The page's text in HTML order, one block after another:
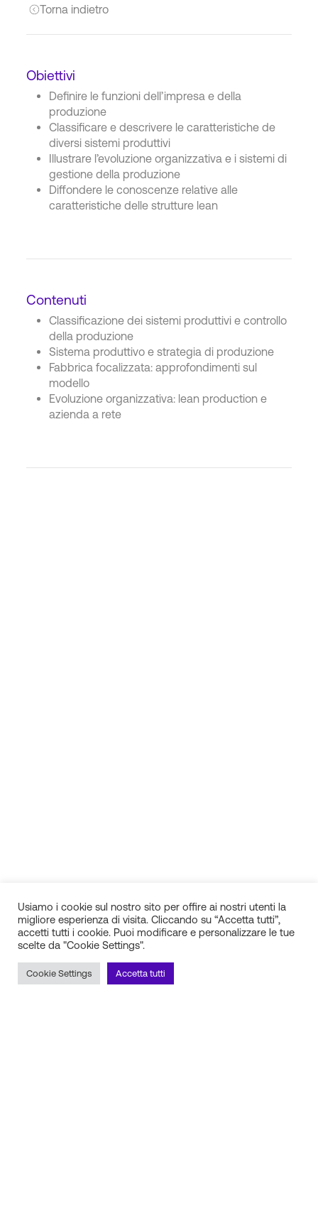
Torna indietro
Obiettivi
Definire le funzioni dell’impresa e della
produzione
Classificare e descrivere le caratteristiche de
diversi sistemi produttivi
Illustrare l’evoluzione organizzativa e i sistemi di
gestione della produzione
Diffondere le conoscenze relative alle
caratteristiche delle strutture lean
Contenuti
Classificazione dei sistemi produttivi e controllo
della produzione
Sistema produttivo e strategia di produzione
Fabbrica focalizzata: approfondimenti sul
modello
Evoluzione organizzativa: lean production e
azienda a rete
P.IVA 01688940608
Usiamo i cookie sul nostro sito per offire ai nostri utenti la
migliore esperienza di visita. Cliccando su “Accetta tutti”,
accetti tutti i cookie. Puoi modificare e personalizzare le tue
scelte da "Cookie Settings".
Cookie Settings Accetta tutti